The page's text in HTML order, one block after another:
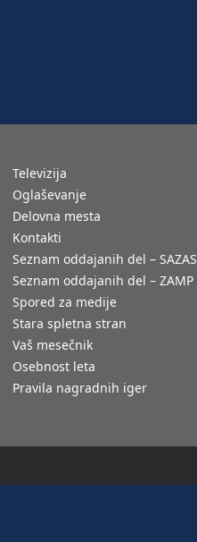
Televizija
Oglaševanje
Delovna mesta
Kontakti
Seznam oddajanih del – SAZAS
Seznam oddajanih del – ZAMP
Spored za medije
Stara spletna stran
Vaš mesečnik
Osebnost leta
Pravila nagradnih iger